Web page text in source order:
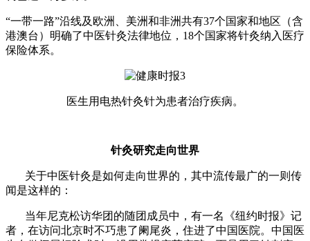
“一带一路”沿线及欧洲、美洲和非洲共有37个国家和地区（含
港澳台）明确了中医针灸法律地位，18个国家将针灸纳入医疗
保险体系。
医生用电热针灸针为患者治疗疾病。
针灸研究走向世界
关于中医针灸是如何走向世界的，其中流传最广的一则传
闻是这样的：
当年尼克松访华团的随团成员中，有一名《纽约时报》记
者，在访问北京时不巧患了阑尾炎，住进了中国医院。中国医